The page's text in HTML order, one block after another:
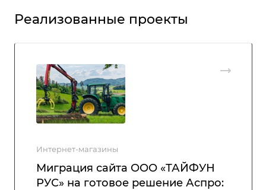
Реализованные проекты
Интернет-магазины
Миграция сайта ООО «ТАЙФУН
РУС» на готовое решение Аспро: